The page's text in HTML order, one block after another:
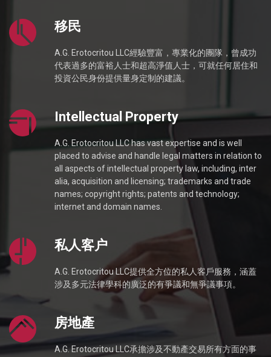
移民
A.G. Erotocritou LLC經驗豐富，專業化的團隊，曾成功
代表過多的富裕人士和超高淨值人士，可就任何居住和
投資公民身份提供量身定制的建議。
Intellectual Property
A.G. Erotocritou LLC has vast expertise and is well
placed to advise and handle legal matters in relation to
all aspects of intellectual property law, including, inter
alia, acquisition and licensing; trademarks and trade
names; copyright rights; patents and technology;
internet and domain names.
私人客户
A.G. Erotocritou LLC提供全方位的私人客戶服務，涵蓋
涉及多元法律學科的廣泛的有爭議和無爭議事項。
房地產
A.G. Erotocritou LLC承擔涉及不動產交易所有方面的事